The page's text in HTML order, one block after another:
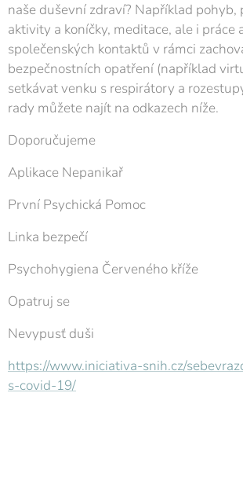
naše duševní zdraví? Například pohyb,
aktivity a koníčky, meditace, ale i práce
společenských kontaktů v rámci
bezpečnostních opatření (například
setkávat venku s respirátory a
rady můžete najít na odkazech níže.
Doporučujeme
Aplikace Nepanikař
První Psychická Pomo‪c
Linka bezpečí
Psychohygiena Červeného kříže
Opatruj se
Nevypusť duši
https://www.iniciativa-snih.cz/
s-covid-19/